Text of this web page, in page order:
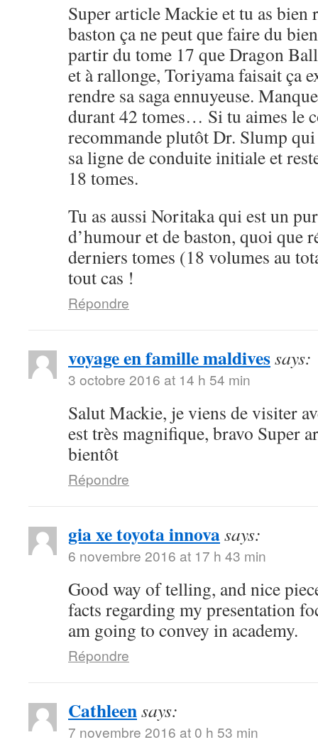
Super article Mackie et tu as bien
baston ça ne peut que faire du
partir du tome 17 que Dragon
et à rallonge, Toriyama faisait ça
rendre sa saga ennuyeuse.
durant 42 tomes… Si tu aimes le
recommande plutôt Dr. Slump qui
sa ligne de conduite initiale et
18 tomes.
Tu as aussi Noritaka qui est un
d’humour et de baston, quoi que
derniers tomes (18 volumes au
tout cas !
Répondre
voyage en famille maldivessays:
3 octobre 2016 at 14 h 54 min
Salut Mackie, je viens de visiter
est très magnifique, bravo Super
bientôt
Répondre
gia xe toyota innovasays:
6 novembre 2016 at 17 h 43 min
Good way of telling, and nice
facts regarding my presentation
am going to convey in academy.
Répondre
Cathleensays:
7 novembre 2016 at 0 h 53 min